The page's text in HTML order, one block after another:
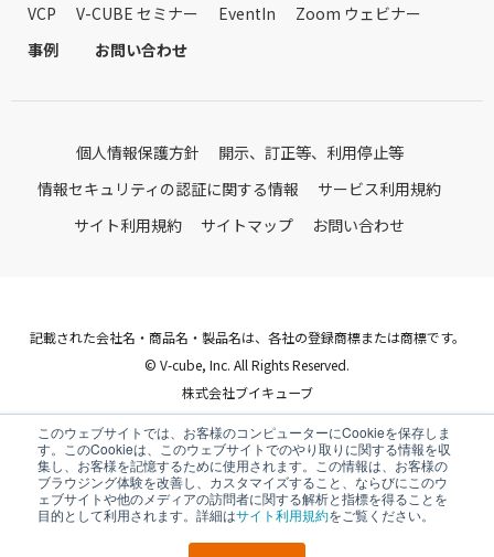
このウェブサイトでは、お客様のコンピューターにCookieを保存しま
す。このCookieは、このウェブサイトでのやり取りに関する情報を収
集し、お客様を記憶するために使用されます。この情報は、お客様の
ブラウジング体験を改善し、カスタマイズすること、ならびにこのウ
ェブサイトや他のメディアの訪問者に関する解析と指標を得ることを
目的として利用されます。詳細はサイト利用規約をご覧ください。
VCP V-CUBE セミナー EventIn
Zoom ウェビナー
事例
お問い合わせ
個人情報保護方針
開示、訂正等、利用停止等
情報セキュリティの認証に関する情報
サービス利用規約
サイト利用規約
サイトマップ お問い合わせ
記載された会社名・商品名・製品名は、各社の登録商標または商標です。
© V-cube, Inc. All Rights Reserved.
株式会社ブイキューブ
Follow Us